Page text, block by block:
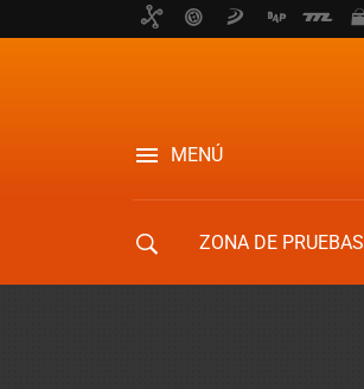
MENÚ
ZONA DE PRUEBAS